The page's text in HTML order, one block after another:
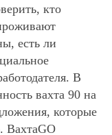
кто
есть ли
В
вахта 90 на
которые
ВахтаGO